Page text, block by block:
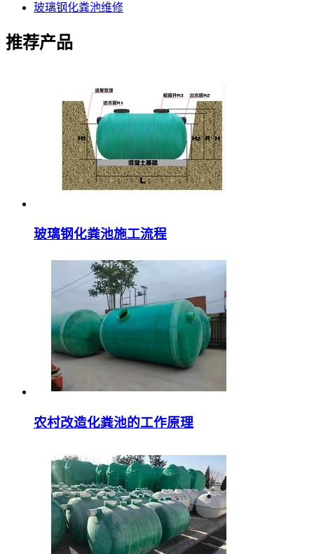
玻璃钢化粪池维修
推荐产品
玻璃钢化粪池施工流程
农村改造化粪池的工作原理